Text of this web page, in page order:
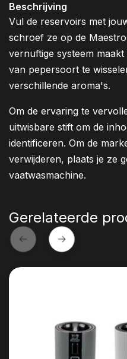
Beschrijving
Vul de reservoirs met
schroef ze op de
vernuftige systeem
van pepersoort te
verschillende aroma's.
Om de ervaring te
uitwisbare stift om de
identificeren. Om de
verwijderen, plaats je ze
vaatwasmachine.
Gerelateerde